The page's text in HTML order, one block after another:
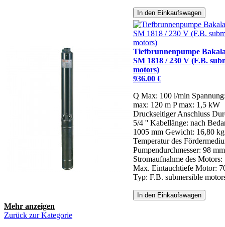
In den Einkaufswagen
Tiefbrunnenpumpe
SM 1818 / 230 V (F.B.
motors)
936.00 €
Q Max: 100 l/min
max: 120 m P max: 1,5 kW
Druckseitiger Anschluss
5/4 '' Kabellänge: nach
1005 mm Gewicht: 16,80
Temperatur des
Pumpendurchmesser: 98 mm
Stromaufnahme des Motors:
Max. Eintauchtiefe Motor:
Typ: F.B. submersible
In den Einkaufswagen
Mehr anzeigen
Zurück zur Kategorie